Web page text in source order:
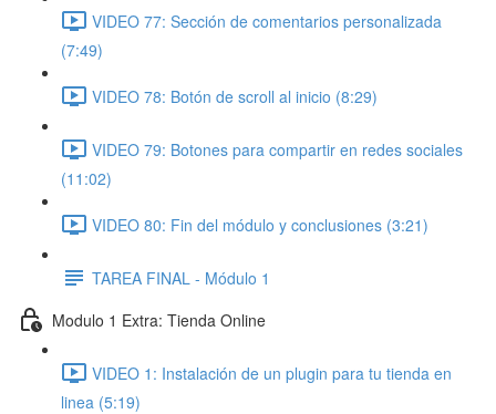
VIDEO 77: Sección de comentarios personalizada
(7:49)
VIDEO 78: Botón de scroll al inicio (8:29)
VIDEO 79: Botones para compartir en redes sociales
(11:02)
VIDEO 80: Fin del módulo y conclusiones (3:21)
TAREA FINAL - Módulo 1
Modulo 1 Extra: Tienda Online
VIDEO 1: Instalación de un plugin para tu tienda en
linea (5:19)